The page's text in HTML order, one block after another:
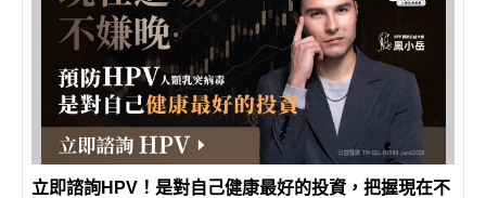
立即諮詢HPV！是對自己健康最好的投資，把握現在不